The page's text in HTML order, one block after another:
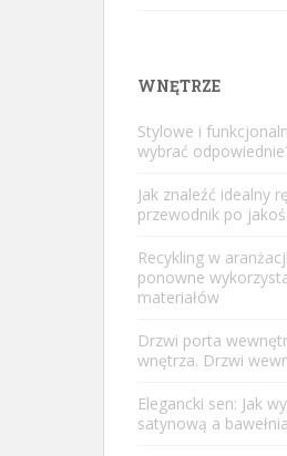
WNĘTRZE
Stylowe i
wybrać
Jak znaleźć idealny
przewodnik po
Recykling w
ponowne
materiałów
Drzwi porta
wnętrza. Drzwi
Elegancki sen: Jak
satynową a